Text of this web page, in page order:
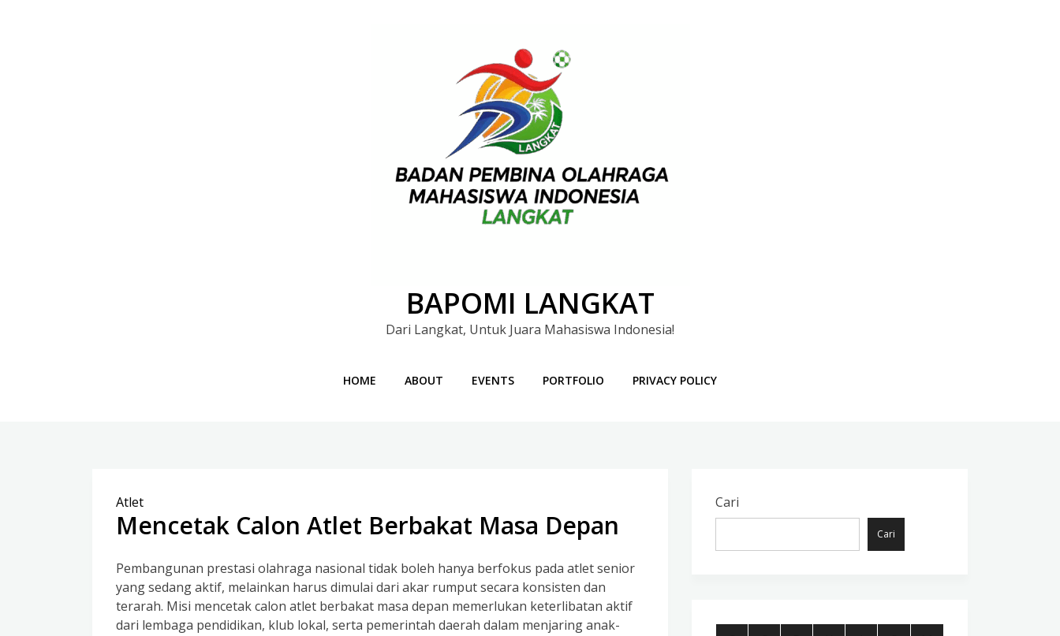
BAPOMI LANGKAT
Dari Langkat, Untuk Juara Mahasiswa Indonesia!
HOME ABOUT EVENTS PORTFOLIO PRIVACY POLICY
Atlet
Mencetak Calon Atlet Berbakat Masa Depan
Pembangunan prestasi olahraga nasional tidak boleh hanya berfokus pada atlet senior
yang sedang aktif, melainkan harus dimulai dari akar rumput secara konsisten dan
terarah. Misi mencetak calon atlet berbakat masa depan memerlukan keterlibatan aktif
dari lembaga pendidikan, klub lokal, serta pemerintah daerah dalam menjaring anak-
Cari
Cari